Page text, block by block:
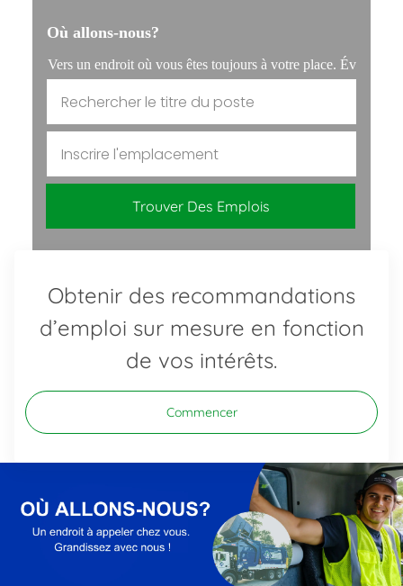
Où allons-nous?
Vers un endroit où vous êtes toujours à votre place. Évoluez
Trouver Des Emplois
Obtenir des recommandations
d’emploi sur mesure en fonction
de vos intérêts.
Commencer